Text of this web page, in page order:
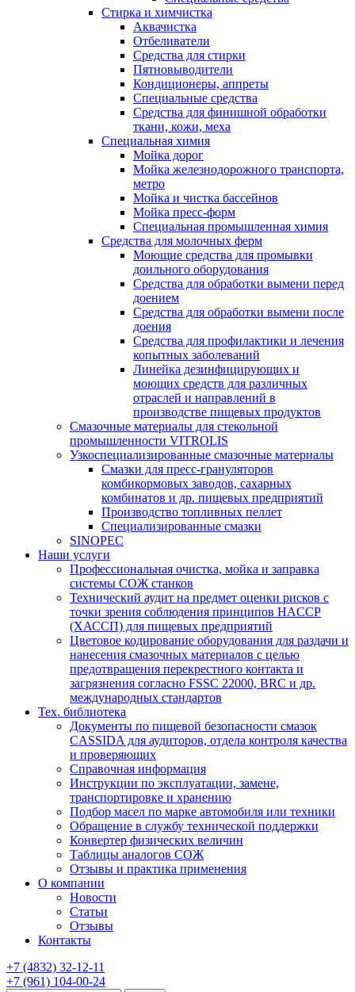
Стирка и химчистка
Аквачистка
Отбеливатели
Средства для стирки
Пятновыводители
Кондиционеры, аппреты
Специальные средства
Средства для финишной обработки
ткани, кожи, меха
Специальная химия
Мойка дорог
Мойка железнодорожного транспорта,
метро
Мойка и чистка бассейнов
Мойка пресс-форм
Специальная промышленная химия
Средства для молочных ферм
Моющие средства для промывки
доильного оборудования
Средства для обработки вымени перед
доением
Средства для обработки вымени после
доения
Средства для профилактики и лечения
копытных заболеваний
Линейка дезинфицирующих и
моющих средств для различных
отраслей и направлений в
производстве пищевых продуктов
Смазочные материалы для стекольной
промышленности VITROLIS
Узкоспециализированные смазочные материалы
Смазки для пресс-грануляторов
комбикормовых заводов, сахарных
комбинатов и др. пищевых предприятий
Производство топливных пеллет
Специализированные смазки
SINOPEC
Наши услуги
Профессиональная очистка, мойка и заправка
системы СОЖ станков
Технический аудит на предмет оценки рисков с
точки зрения соблюдения принципов HACCP
(ХАССП) для пищевых предприятий
Цветовое кодирование оборудования для раздачи и
нанесения смазочных материалов с целью
предотвращения перекрестного контакта и
загрязнения согласно FSSC 22000, BRC и др.
международных стандартов
Тех. библиотека
Документы по пищевой безопасности смазок
CASSIDA для аудиторов, отдела контроля качества
и проверяющих
Справочная информация
Инструкции по эксплуатации, замене,
транспортировке и хранению
Подбор масел по марке автомобиля или техники
Обращение в службу технической поддержки
Конвертер физических величин
Таблицы аналогов СОЖ
Отзывы и практика применения
О компании
Новости
Статьи
Отзывы
Контакты
+7 (4832) 32-12-11
+7 (961) 104-00-24